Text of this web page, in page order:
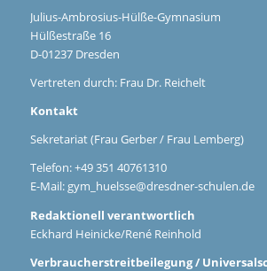
Julius-Ambrosius-Hülße-Gymnasium
Hülßestraße 16
D-01237 Dresden
Vertreten durch: Frau Dr. Reichelt
Kontakt
Sekretariat (Frau Gerber / Frau Lemberg)
Telefon: +49 351 40761310
E-Mail: gym_huelsse@dresdner-schulen.de
Redaktionell verantwortlich
Eckhard Heinicke/René Reinhold
Verbraucherstreitbeilegung /